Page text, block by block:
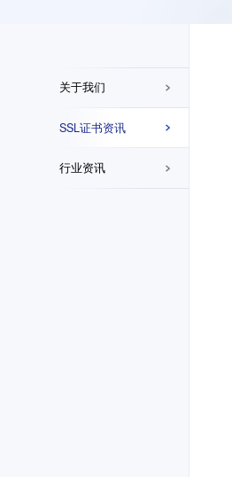
关于我们
SSL证书资讯
行业资讯